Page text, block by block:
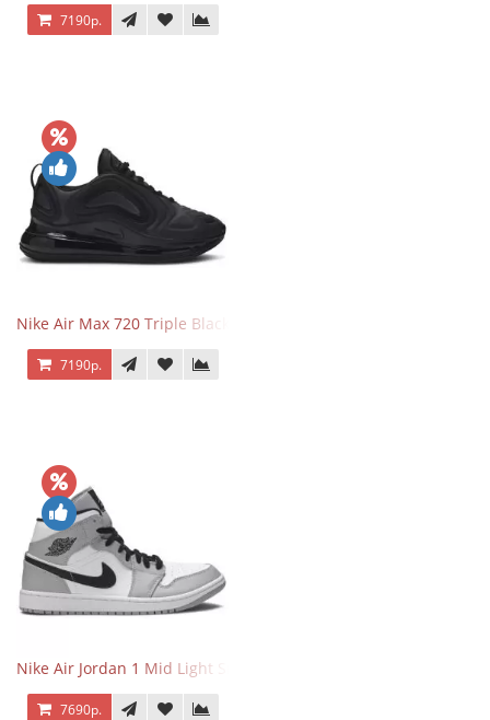
7190р.
Nike Air Max 720 Triple Black
7190р.
Nike Air Jordan 1 Mid Light Smoke Grey
7690р.